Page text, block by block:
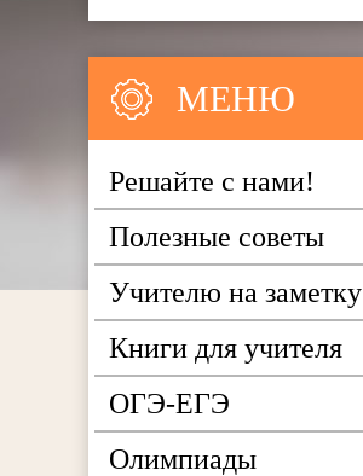
МЕНЮ
Решайте с нами!
Полезные советы
Учителю на заметку
Книги для учителя
ОГЭ-ЕГЭ
Олимпиады